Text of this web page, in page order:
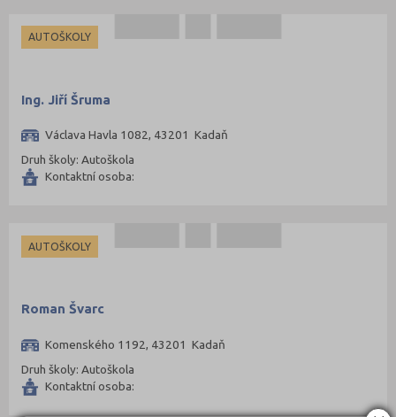
Louny (72)
Náchod (98)
Nový Jičín (118)
Opava (135)
Pardubice (127)
Písek (57)
Plzeň-jih (38)
AUTOŠKOLY
Ing. Jiří Šruma
Václava Havla 1082, 43201 Kadaň
Druh školy: Autoškola
Kontaktní osoba:
AUTOŠKOLY
Roman Švarc
Komenského 1192, 43201 Kadaň
Druh školy: Autoškola
Kontaktní osoba: